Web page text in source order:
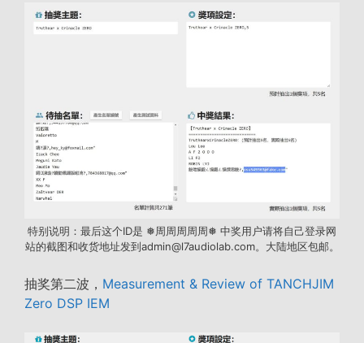
特别说明：最后这个ID是 ❅周周周周周❅ 中奖用户请将自己登录网
站的截图和收货地址发到admin@l7audiolab.com。大陆地区包邮。
抽奖第二波， Measurement & Review of TANCHJIM
Zero DSP IEM